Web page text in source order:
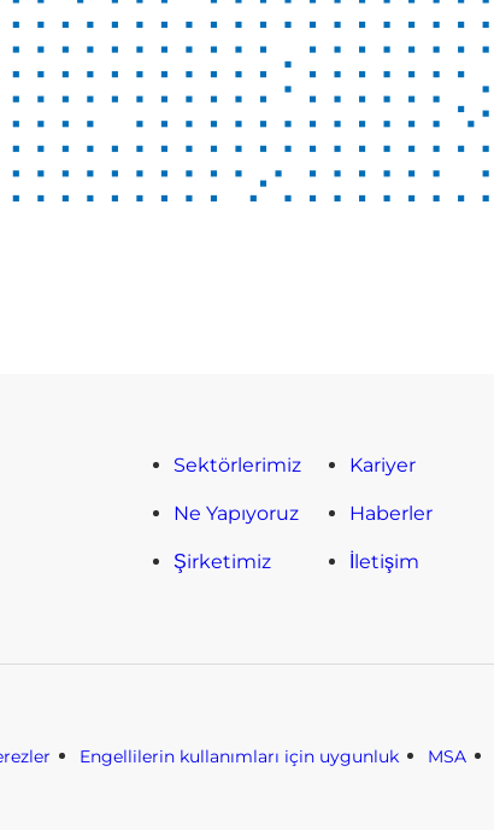
Sektörlerimiz
Ne Yapıyoruz
Şirketimiz
Kariyer
Haberler
İletişim
Engellilerin kullanımları için uygunluk MSA